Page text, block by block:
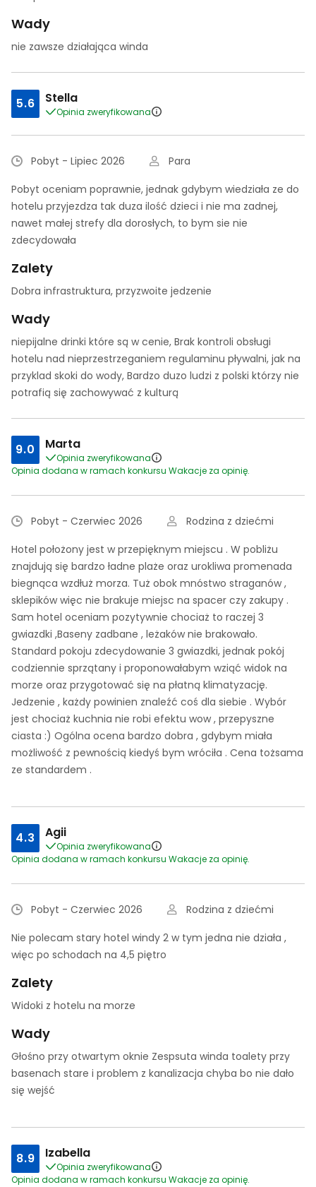
Wady
nie zawsze działająca winda
5.6 Stella
Opinia zweryfikowana
Pobyt - Lipiec 2026
Para
Pobyt oceniam poprawnie, jednak gdybym wiedziała ze do
hotelu przyjezdza tak duza ilość dzieci i nie ma zadnej,
nawet małej strefy dla dorosłych, to bym sie nie
zdecydowała
Zalety
Dobra infrastruktura, przyzwoite jedzenie
Wady
niepijalne drinki które są w cenie, Brak kontroli obsługi
hotelu nad nieprzestrzeganiem regulaminu pływalni, jak na
przyklad skoki do wody, Bardzo duzo ludzi z polski którzy nie
potrafią się zachowywać z kulturą
9.0 Marta
Opinia zweryfikowana
Opinia dodana w ramach konkursu Wakacje za opinię.
Pobyt - Czerwiec 2026
Rodzina z dziećmi
Hotel położony jest w przepięknym miejscu . W pobliżu
znajdują się bardzo ładne plaże oraz urokliwa promenada
biegnąca wzdłuż morza. Tuż obok mnóstwo straganów ,
sklepików więc nie brakuje miejsc na spacer czy zakupy .
Sam hotel oceniam pozytywnie chociaż to raczej 3
gwiazdki ,Baseny zadbane , leżaków nie brakowało.
Standard pokoju zdecydowanie 3 gwiazdki, jednak pokój
codziennie sprzątany i proponowałabym wziąć widok na
morze oraz przygotować się na płatną klimatyzację.
Jedzenie , każdy powinien znaleźć coś dla siebie . Wybór
jest chociaż kuchnia nie robi efektu wow , przepyszne
ciasta :) Ogólna ocena bardzo dobra , gdybym miała
możliwość z pewnością kiedyś bym wróciła . Cena tożsama
ze standardem .
4.3 Agii
Opinia zweryfikowana
Opinia dodana w ramach konkursu Wakacje za opinię.
Pobyt - Czerwiec 2026
Rodzina z dziećmi
Nie polecam stary hotel windy 2 w tym jedna nie działa ,
więc po schodach na 4,5 piętro
Zalety
Widoki z hotelu na morze
Wady
Głośno przy otwartym oknie Zespsuta winda toalety przy
basenach stare i problem z kanalizacja chyba bo nie dało
się wejść
8.9 Izabella
Opinia zweryfikowana
Opinia dodana w ramach konkursu Wakacje za opinię.